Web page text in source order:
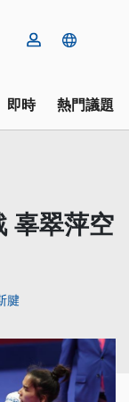
即時 熱門議題
辜翠萍空
腱